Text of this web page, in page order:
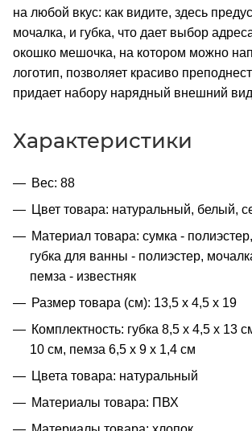
на любой вкус: как видите, здесь
мочалка, и губка, что дает выбор
окошко мешочка, на котором можно
логотип, позволяет красиво
придает набору нарядный внешний
Характеристики
Вес: 88
Цвет товара: натуральный, белый,
Материал товара: сумка -
губка для ванны - полиэстер,
пемза - известняк
Размер товара (см): 13,5 х 4,5 х 19
Комплектность: губка 8,5 х 4,5 х 13
10 см, пемза 6,5 х 9 х 1,4 см
Цвета товара: натуральный
Материалы товара: ПВХ